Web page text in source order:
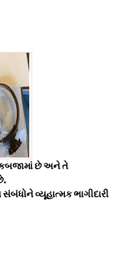
કબજામાં છે અને તે
વ્યૂહાત્મક ભાગીદારી